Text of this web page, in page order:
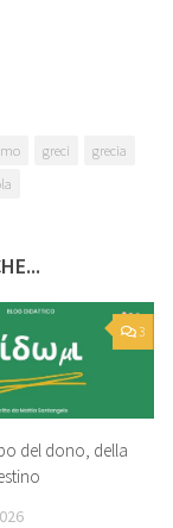
greci
grecia
3
del dono, della